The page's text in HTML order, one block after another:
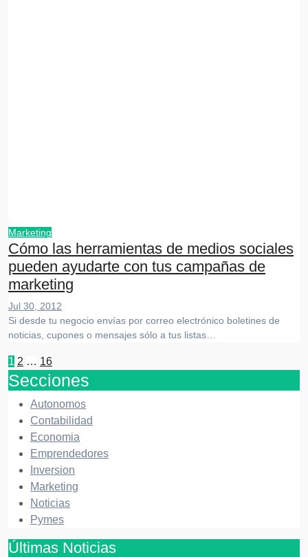
Marketing
Cómo las herramientas de medios sociales
pueden ayudarte con tus campañas de
marketing
Jul 30, 2012
Si desde tu negocio envías por correo electrónico boletines de
noticias, cupones o mensajes sólo a tus listas…
Paginación
de
entradas
1 2 … 16
Secciones
Autonomos
Contabilidad
Economia
Emprendedores
Inversion
Marketing
Noticias
Pymes
Últimas Noticias